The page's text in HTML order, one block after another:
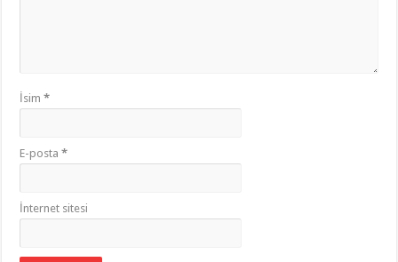
İsim*
E-posta*
İnternet sitesi